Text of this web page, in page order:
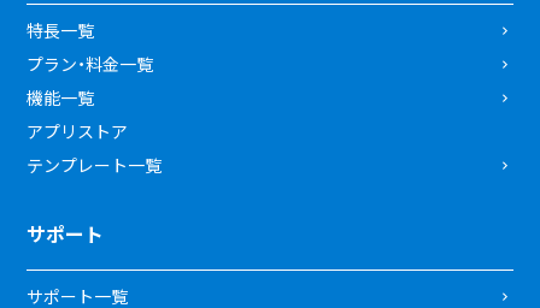
特長一覧
プラン・料金一覧
機能一覧
アプリストア
テンプレート一覧
サポート
サポート一覧